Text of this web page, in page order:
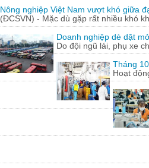
Nông nghiệp Việt Nam vượt khó giữa
(ĐCSVN) - Mặc dù gặp rất nhiều khó
Doanh nghiệp dè dặt
Do đội ngũ lái, phụ xe
Tháng
Hoạt